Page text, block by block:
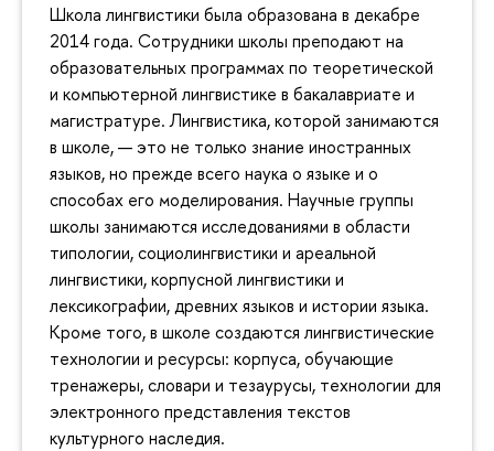
Школа лингвистики была образована в декабре
2014 года. Сотрудники школы преподают на
образовательных программах по теоретической
и компьютерной лингвистике в бакалавриате и
магистратуре. Лингвистика, которой занимаются
в школе, — это не только знание иностранных
языков, но прежде всего наука о языке и о
способах его моделирования. Научные группы
школы занимаются исследованиями в области
типологии, социолингвистики и ареальной
лингвистики, корпусной лингвистики и
лексикографии, древних языков и истории языка.
Кроме того, в школе создаются лингвистические
технологии и ресурсы: корпуса, обучающие
тренажеры, словари и тезаурусы, технологии для
электронного представления текстов
культурного наследия.